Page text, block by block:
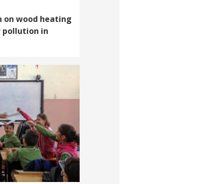
wood heating
pollution in